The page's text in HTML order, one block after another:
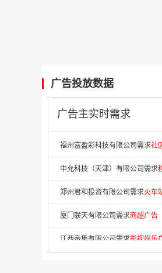
广告投放数据
广告主实时需求
辽宁财贸学院需求